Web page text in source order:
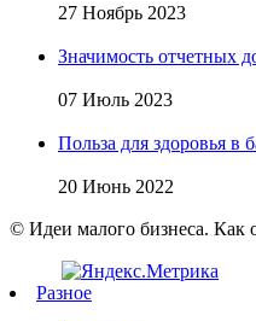
27 Ноябрь 2023
Значимость отчетных
07 Июль 2023
Польза для здоровья в
20 Июнь 2022
© Идеи малого бизнеса. Как
Разное